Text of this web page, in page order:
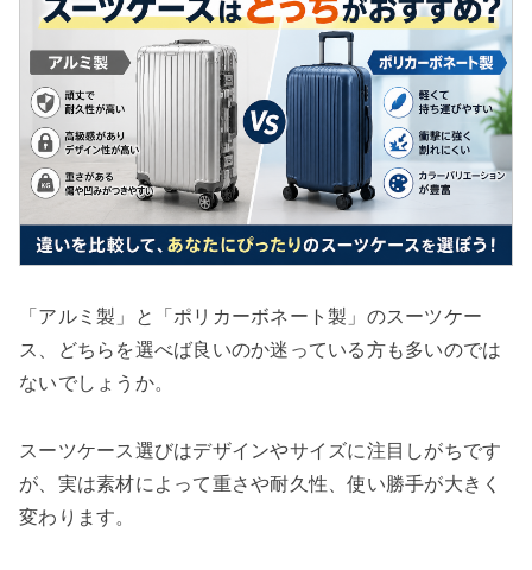
「アルミ製」と「ポリカーボネート製」のスーツケー
ス、どちらを選べば良いのか迷っている方も多いのでは
ないでしょうか。
スーツケース選びはデザインやサイズに注目しがちです
が、実は素材によって重さや耐久性、使い勝手が大きく
変わります。